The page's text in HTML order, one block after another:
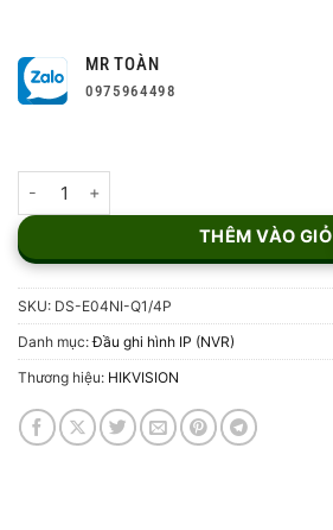
MR TOÀN
0975964498
THÊM VÀO GIỎ
SKU: DS-E04NI-Q1/4P
Danh mục:Đầu ghi hình IP (NVR)
Thương hiệu: HIKVISION